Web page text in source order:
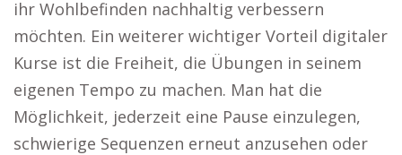
ihr Wohlbefinden nachhaltig verbessern
möchten. Ein weiterer wichtiger Vorteil digitaler
Kurse ist die Freiheit, die Übungen in seinem
eigenen Tempo zu machen. Man hat die
Möglichkeit, jederzeit eine Pause einzulegen,
schwierige Sequenzen erneut anzusehen oder